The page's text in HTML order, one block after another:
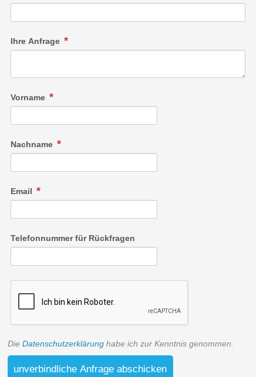
Ihre Anfrage
Vorname
Nachname
Email
Telefonnummer für Rückfragen
Die Datenschutzerklärung habe ich zur Kenntnis genommen.
unverbindliche Anfrage abschicken